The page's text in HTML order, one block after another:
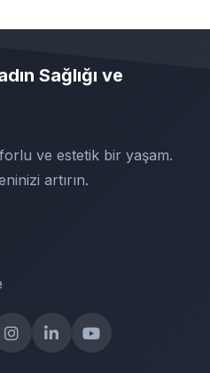
Sağlığı ve
ve estetik bir yaşam.
artırın.